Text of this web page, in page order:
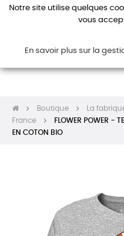
Boutique
La
France
FLOWER POWER -
EN COTON BIO
Notre site utilise quelques
vous
En savoir plus sur la